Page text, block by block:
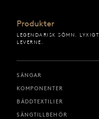
Produkter
LEGENDARISK SÖMN. LYXIGT
LEVERNE.
SÄNGAR
KOMPONENTER
BÄDDTEXTILIER
SÄNGTILLBEHÖR